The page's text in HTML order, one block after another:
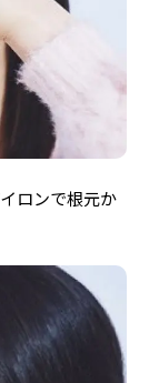
ロンで根元か